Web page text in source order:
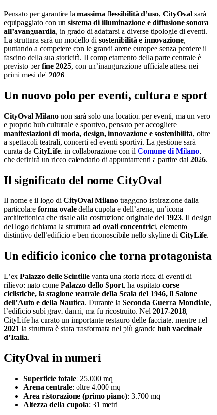
Pensato per garantire la massima flessibilità d’uso, CityOval sarà
equipaggiato con un sistema di illuminazione e diffusione sonora
all’avanguardia, in grado di adattarsi a diverse tipologie di eventi.
La struttura sarà un modello di sostenibilità e innovazione,
puntando a competere con le grandi arene europee senza perdere il
fascino della sua storicità. Il completamento della parte centrale è
previsto perfine 2025, con un’inaugurazione ufficiale attesa nei
primi mesi del 2026.
Un nuovo polo per eventi, cultura e sport
CityOval Milano non sarà solo una location per eventi, ma un vero
e proprio hub culturale e sportivo, pensato per accogliere
manifestazioni di moda, design, innovazione e sostenibilità, oltre
a spettacoli teatrali, concerti ed eventi sportivi. La gestione sarà
curata da CityLife, in collaborazione con il Comune di Milano,
che definirà un ricco calendario di appuntamenti a partire dal 2026.
Il significato del nome CityOval
Il nome e il logo di CityOval Milano traggono ispirazione dalla
particolare forma ovale della cupola e dell’arena, un’icona
architettonica che risale alla costruzione originale del 1923. Il design
del logo richiama la struttura ad ovali concentrici, elemento
distintivo dell’edificio e ben riconoscibile nello skyline di CityLife.
Un edificio iconico che torna protagonista
L’ex Palazzo delle Scintille vanta una storia ricca di eventi di
rilievo: nato come Palazzo dello Sport, ha ospitato corse
ciclistiche, la stagione teatrale della Scala del 1946, il Salone
dell’Auto e della Nautica. Durante la Seconda Guerra Mondiale,
l’edificio subì gravi danni, ma fu ricostruito. Nel 2017-2018,
CityLife ha curato un importante restauro delle facciate, mentre nel
2021 la struttura è stata trasformata nel più grande hub vaccinale
d’Italia.
CityOval in numeri
Superficie totale: 25.000 mq
Arena centrale: oltre 4.000 mq
Area ristorazione (primo piano): 3.700 mq
Altezza della cupola: 31 metri